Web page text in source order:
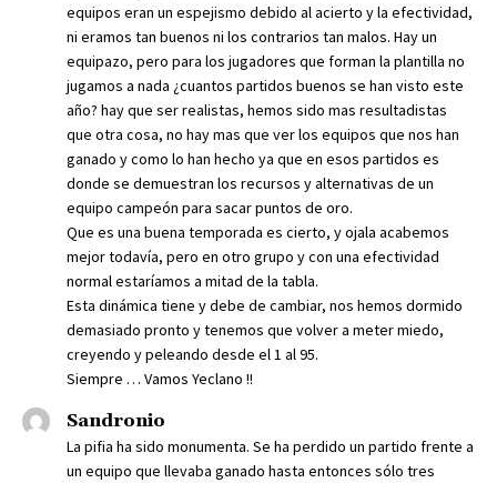
equipos eran un espejismo debido al acierto y la efectividad,
ni eramos tan buenos ni los contrarios tan malos. Hay un
equipazo, pero para los jugadores que forman la plantilla no
jugamos a nada ¿cuantos partidos buenos se han visto este
año? hay que ser realistas, hemos sido mas resultadistas
que otra cosa, no hay mas que ver los equipos que nos han
ganado y como lo han hecho ya que en esos partidos es
donde se demuestran los recursos y alternativas de un
equipo campeón para sacar puntos de oro.
Que es una buena temporada es cierto, y ojala acabemos
mejor todavía, pero en otro grupo y con una efectividad
normal estaríamos a mitad de la tabla.
Esta dinámica tiene y debe de cambiar, nos hemos dormido
demasiado pronto y tenemos que volver a meter miedo,
creyendo y peleando desde el 1 al 95.
Siempre … Vamos Yeclano !!
Sandronio
La pifia ha sido monumenta. Se ha perdido un partido frente a
un equipo que llevaba ganado hasta entonces sólo tres